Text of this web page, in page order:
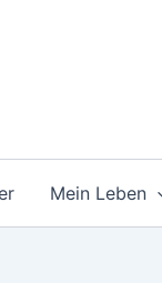
Mein Leben